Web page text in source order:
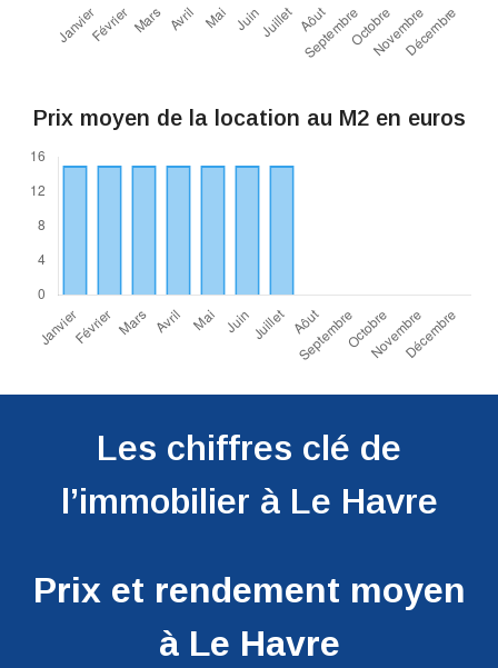
Prix moyen de la location au M2 en euros
Les chiffres clé de
l’immobilier à Le Havre
Prix et rendement moyen
à Le Havre